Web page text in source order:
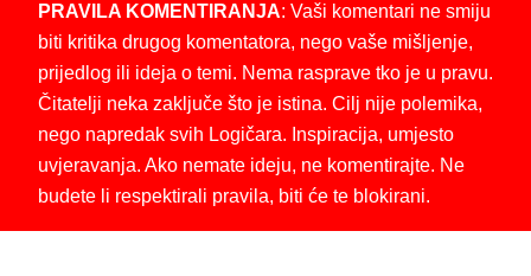
PRAVILA KOMENTIRANJA: Vaši komentari ne smiju
biti kritika drugog komentatora, nego vaše mišljenje,
prijedlog ili ideja o temi. Nema rasprave tko je u pravu.
Čitatelji neka zaključe što je istina. Cilj nije polemika,
nego napredak svih Logičara. Inspiracija, umjesto
uvjeravanja. Ako nemate ideju, ne komentirajte. Ne
budete li respektirali pravila, biti će te blokirani.